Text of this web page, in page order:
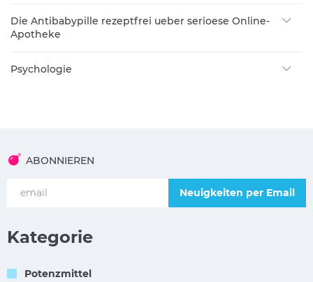
Die Antibabypille rezeptfrei ueber serioese Online-
Apotheke
Psychologie
ABONNIEREN
Neuigkeiten per Email
Kategorie
Potenzmittel